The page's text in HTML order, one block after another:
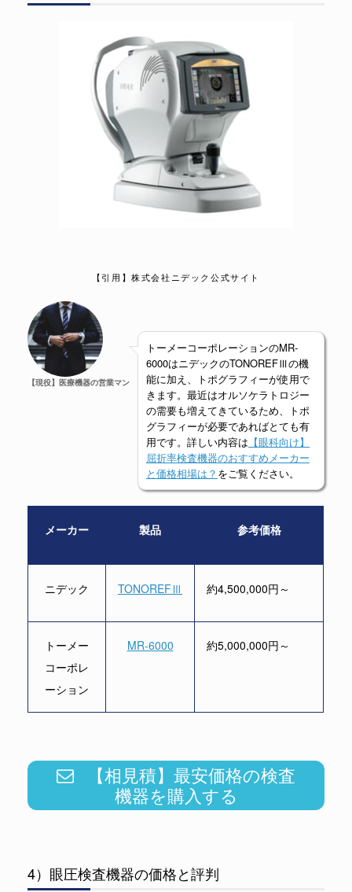
【引用】株式会社ニデック公式サイト
【現役】医療機器の営業マン
トーメーコーポレーションのMR-
6000はニデックのTONOREFⅢの機
能に加え、トポグラフィーが使用で
きます。最近はオルソケラトロジー
の需要も増えてきているため、トポ
グラフィーが必要であればとても有
用です。詳しい内容は 【眼科向け】
屈折率検査機器のおすすめメーカー
と価格相場は？ をご覧ください。
メーカー 製品 参考価格
ニデック TONOREFⅢ 約4,500,000円～
トーメー
コーポレ
ーション
MR-6000 約5,000,000円～
【相見積】最安価格の検査
機器を購入する
4）眼圧検査機器の価格と評判